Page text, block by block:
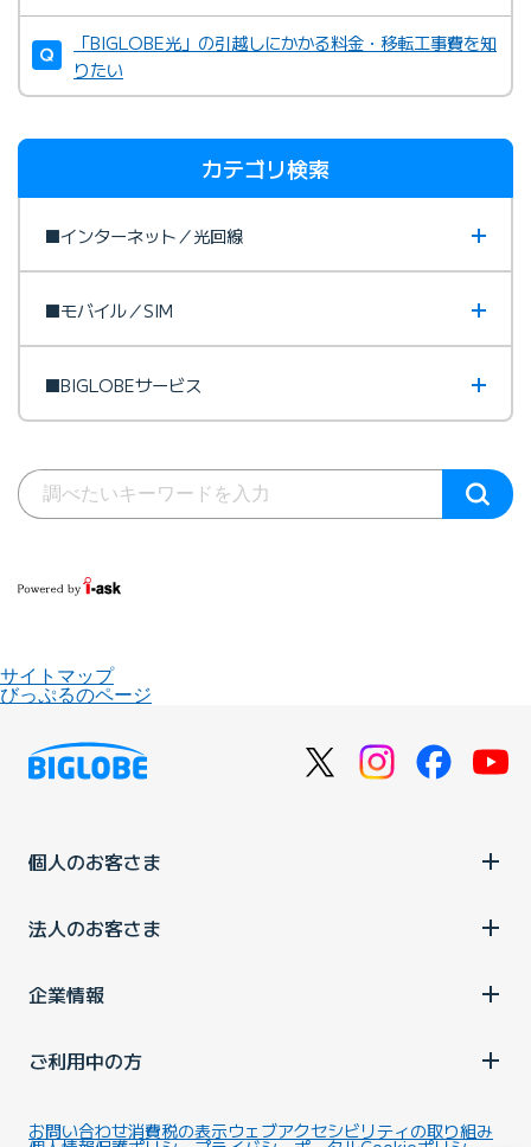
「BIGLOBE光」の引越しにかかる料金・移転工事費を知
りたい
カテゴリ検索
■インターネット／光回線
■モバイル／SIM
■BIGLOBEサービス
サイトマップ
びっぷるのページ
個人のお客さま
法人のお客さま
企業情報
ご利用中の方
お問い合わせ消費税の表示ウェブアクセシビリティの取り組み